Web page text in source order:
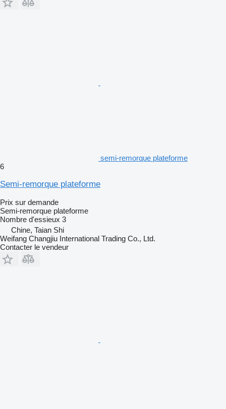
semi-remorque plateforme
6
Semi-remorque plateforme
Prix sur demande
Semi-remorque plateforme
Nombre d'essieux 3
Chine, Taian Shi
Weifang Changjiu International Trading Co., Ltd.
Contacter le vendeur